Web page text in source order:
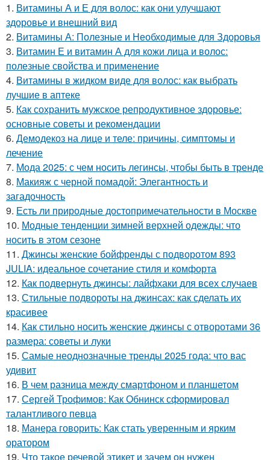
1. Витамины А и Е для волос: как они улучшают
здоровье и внешний вид
2. Витамины А: Полезные и Необходимые для Здоровья
3. Витамин Е и витамин А для кожи лица и волос:
полезные свойства и применение
4. Витамины в жидком виде для волос: как выбрать
лучшие в аптеке
5. Как сохранить мужское репродуктивное здоровье:
основные советы и рекомендации
6. Демодекоз на лице и теле: причины, симптомы и
лечение
7. Мода 2025: с чем носить легинсы, чтобы быть в тренде
8. Макияж с черной помадой: Элегантность и
загадочность
9. Есть ли природные достопримечательности в Москве
10. Модные тенденции зимней верхней одежды: что
носить в этом сезоне
11. Джинсы женские бойфренды с подворотом 893
JULIA: идеальное сочетание стиля и комфорта
12. Как подвернуть джинсы: лайфхаки для всех случаев
13. Стильные подвороты на джинсах: как сделать их
красивее
14. Как стильно носить женские джинсы с отворотами 36
размера: советы и луки
15. Самые неоднозначные тренды 2025 года: что вас
удивит
16. В чем разница между смартфоном и планшетом
17. Сергей Трофимов: Как Обнинск сформировал
талантливого певца
18. Манера говорить: Как стать уверенным и ярким
оратором
19. Что такое речевой этикет и зачем он нужен